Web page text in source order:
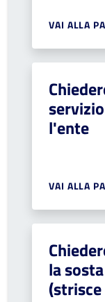
VAI ALLA
l'ente
VAI ALLA
la